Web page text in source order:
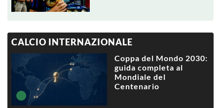
CALCIO INTERNAZIONALE
Coppa del Mondo 2030:
guida completa al
Mondiale del
Centenario